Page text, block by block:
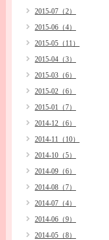
2015-07（2）
2015-06（4）
2015-05（11）
2015-04（3）
2015-03（6）
2015-02（6）
2015-01（7）
2014-12（6）
2014-11（10）
2014-10（5）
2014-09（6）
2014-08（7）
2014-07（4）
2014-06（9）
2014-05（8）